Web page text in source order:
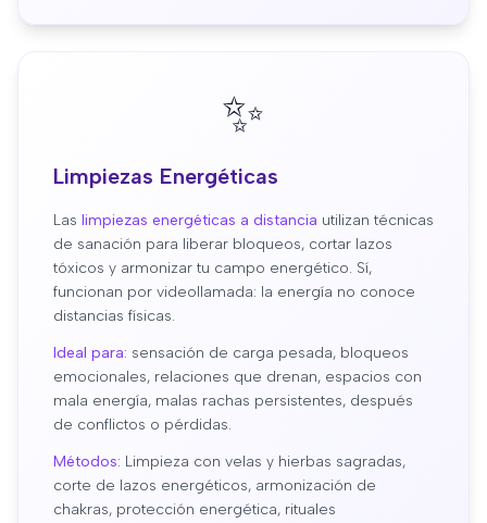
✨
Limpiezas Energéticas
Las limpiezas energéticas a distancia utilizan técnicas
de sanación para liberar bloqueos, cortar lazos
tóxicos y armonizar tu campo energético. Sí,
funcionan por videollamada: la energía no conoce
distancias físicas.
Ideal para: sensación de carga pesada, bloqueos
emocionales, relaciones que drenan, espacios con
mala energía, malas rachas persistentes, después
de conflictos o pérdidas.
Métodos: Limpieza con velas y hierbas sagradas,
corte de lazos energéticos, armonización de
chakras, protección energética, rituales